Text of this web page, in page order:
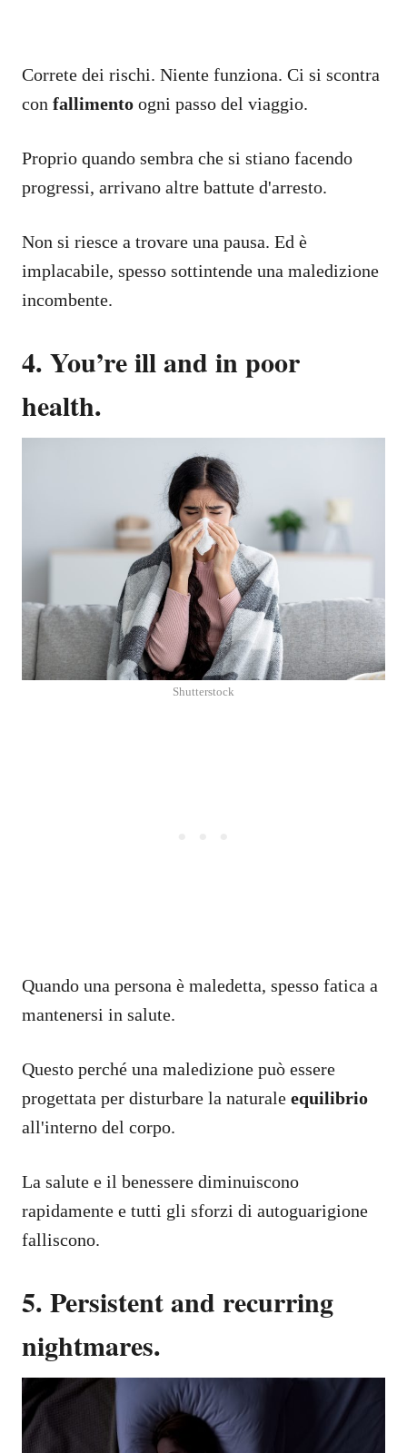
Correte dei rischi. Niente funziona. Ci si scontra
con fallimento ogni passo del viaggio.
Proprio quando sembra che si stiano facendo
progressi, arrivano altre battute d'arresto.
Non si riesce a trovare una pausa. Ed è
implacabile, spesso sottintende una maledizione
incombente.
4. You’re ill and in poor
health.
Shutterstock
Quando una persona è maledetta, spesso fatica a
mantenersi in salute.
Questo perché una maledizione può essere
progettata per disturbare la naturale equilibrio
all'interno del corpo.
La salute e il benessere diminuiscono
rapidamente e tutti gli sforzi di autoguarigione
falliscono.
5. Persistent and recurring
nightmares.